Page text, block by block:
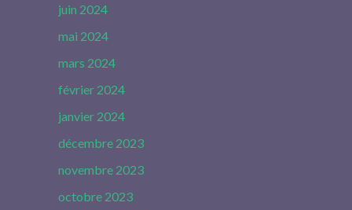
juin 2024
mai 2024
mars 2024
février 2024
janvier 2024
décembre 2023
novembre 2023
octobre 2023